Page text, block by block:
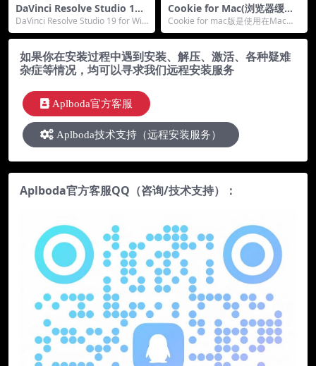
DaVinci Resolve Studio 19 f
or Win (v19.1.0 BUILD 12)
最新中文正式版 (达芬奇调色
软件)破解版下载
DaVinci Resolve Studio 19 for Wi
n DaVinc...
Cookie for Mac(浏览器缓存
清理软件)v7.9.4中文破解版下
载
Cookie for mac版是使用在Mac上
的浏览器缓存清理软件，可让您完
全控...
如果你在安装过程中遇到安装、解压、激活、各种疑难
杂症等情况，均可以寻求我们远程安装服务
Aplboda官方客服
Aplboda技术支持（远程安装服务）
Aplboda官方客服QQ（咨询/技术支持）：